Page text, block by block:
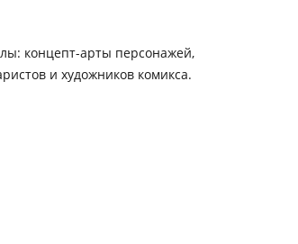
концепт-арты персонажей,
и художников комикса.